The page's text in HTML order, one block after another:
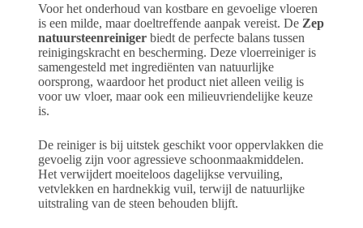
Voor het onderhoud van kostbare en gevoelige vloeren
is een milde, maar doeltreffende aanpak vereist. De Zep
natuursteenreinigerbiedt de perfecte balans tussen
reinigingskracht en bescherming. Deze vloerreiniger is
samengesteld met ingrediënten van natuurlijke
oorsprong, waardoor het product niet alleen veilig is
voor uw vloer, maar ook een milieuvriendelijke keuze
is.
De reiniger is bij uitstek geschikt voor oppervlakken die
gevoelig zijn voor agressieve schoonmaakmiddelen.
Het verwijdert moeiteloos dagelijkse vervuiling,
vetvlekken en hardnekkig vuil, terwijl de natuurlijke
uitstraling van de steen behouden blijft.